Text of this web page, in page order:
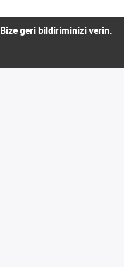
geri bildiriminizi verin.